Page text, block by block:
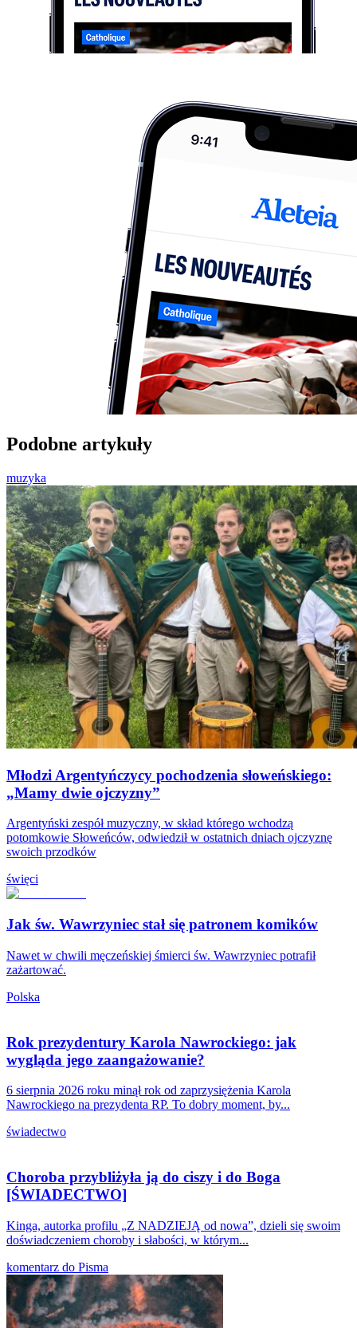
Podobne artykuły
muzyka
Młodzi Argentyńczycy pochodzenia słoweńskiego:
„Mamy dwie ojczyzny”
Argentyński zespół muzyczny, w skład którego wchodzą
potomkowie Słoweńców, odwiedził w ostatnich dniach ojczyznę
swoich przodków
święci
Jak św. Wawrzyniec stał się patronem komików
Nawet w chwili męczeńskiej śmierci św. Wawrzyniec potrafił
zażartować.
Polska
Rok prezydentury Karola Nawrockiego: jak
wygląda jego zaangażowanie?
6 sierpnia 2026 roku minął rok od zaprzysiężenia Karola
Nawrockiego na prezydenta RP. To dobry moment, by...
świadectwo
Choroba przybliżyła ją do ciszy i do Boga
[ŚWIADECTWO]
Kinga, autorka profilu „Z NADZIEJĄ od nowa”, dzieli się swoim
doświadczeniem choroby i słabości, w którym...
komentarz do Pisma